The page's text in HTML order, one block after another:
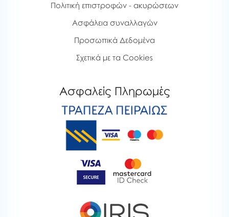
Πολιτική επιστροφών - ακυρώσεων
Ασφάλεια συναλλαγών
Προσωπικά Δεδομένα
Σχετικά με τα Cookies
Ασφαλείς Πληρωμές